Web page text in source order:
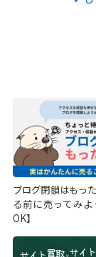
ブログ閉鎖はもっ
る前に売ってみ
OK】